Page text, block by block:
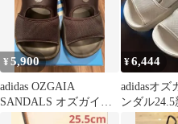
¥5,900
adidas OZGAIA
SANDALS オズガイ
ア サンダル 25cm
¥6,444
adidasオズ
ンダル